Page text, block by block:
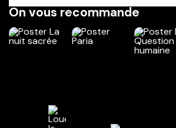
On vous recommande